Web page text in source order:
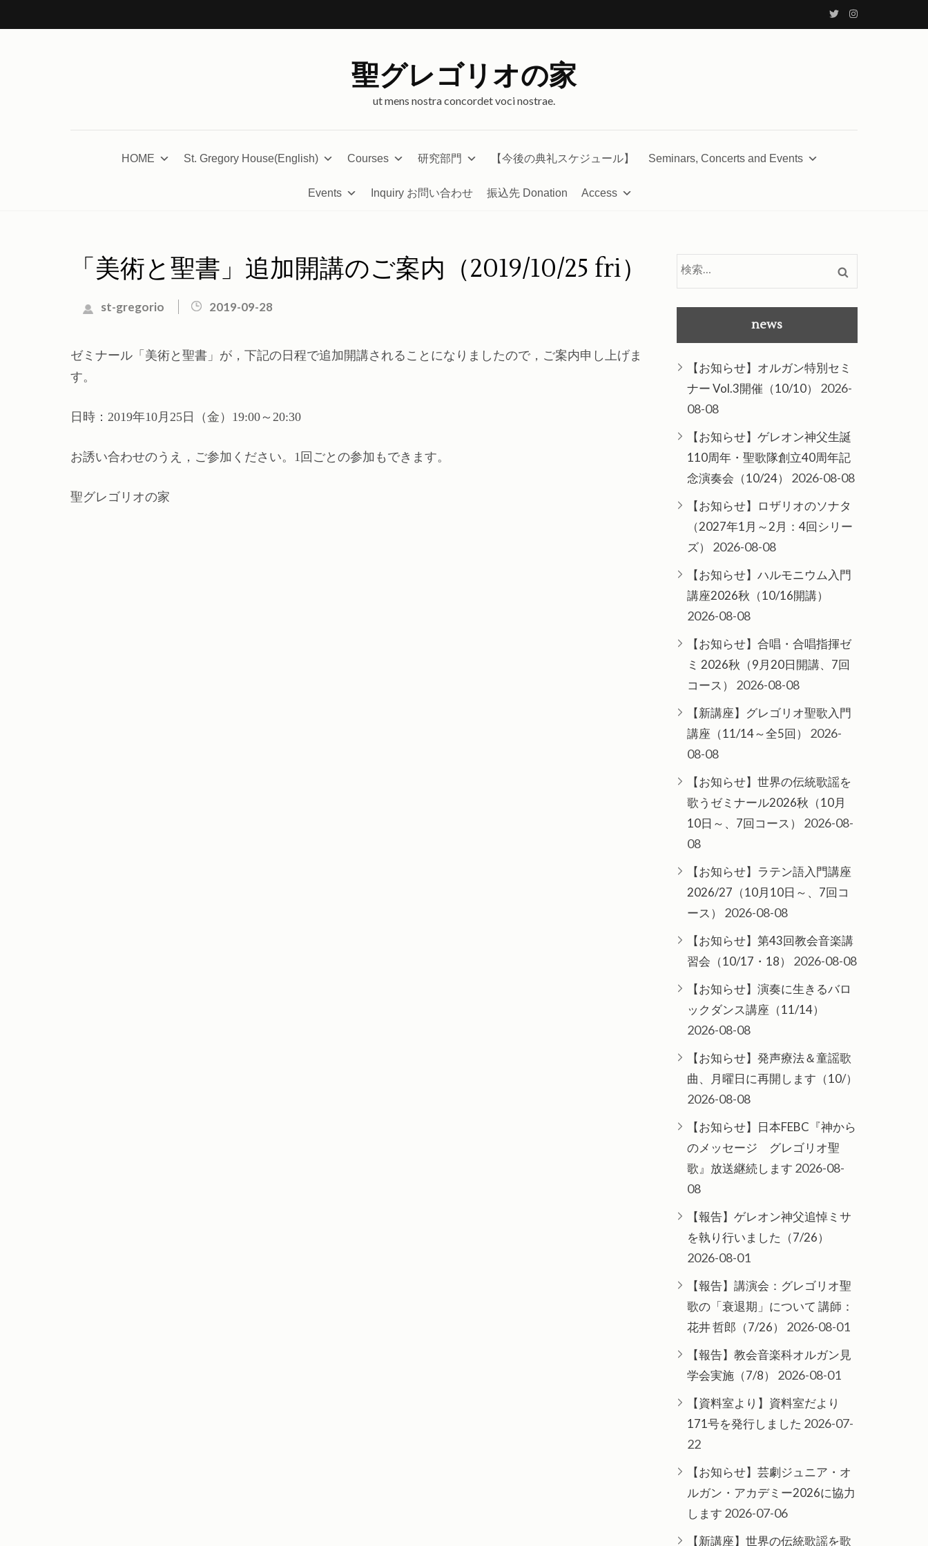
ン
聖グレゴリオの家
ut mens nostra concordet voci nostrae.
HOME St. Gregory House(English) Courses 研究部門 【今後の典礼スケジュール】 Seminars, Concerts and Events
Events Inquiry お問い合わせ 振込先 Donation Access
「美術と聖書」追加開講のご案内（2019/10/25 fri）
st-gregorio 2019-09-28
ゼミナール「美術と聖書」が，下記の日程で追加開講されることになりましたので，ご案内申し上げま
す。
日時：2019年10月25日（金）19:00～20:30
お誘い合わせのうえ，ご参加ください。1回ごとの参加もできます。
聖グレゴリオの家
検
索:
news
【お知らせ】オルガン特別セミ
ナー Vol.3開催（10/10）
2026-
08-08
【お知らせ】ゲレオン神父生誕
110周年・聖歌隊創立40周年記
念演奏会（10/24）
2026-08-08
【お知らせ】ロザリオのソナタ
（2027年1月～2月：4回シリー
ズ）
2026-08-08
【お知らせ】ハルモニウム入門
講座2026秋（10/16開講）
2026-08-08
【お知らせ】合唱・合唱指揮ゼ
ミ 2026秋（9月20日開講、7回
コース）
2026-08-08
【新講座】グレゴリオ聖歌入門
講座（11/14～全5回）
2026-
08-08
【お知らせ】世界の伝統歌謡を
歌うゼミナール2026秋（10月
10日～、7回コース）
2026-08-
08
【お知らせ】ラテン語入門講座
2026/27（10月10日～、7回コ
ース）
2026-08-08
【お知らせ】第43回教会音楽講
習会（10/17・18）
2026-08-08
【お知らせ】演奏に生きるバロ
ックダンス講座（11/14）
2026-08-08
【お知らせ】発声療法＆童謡歌
曲、月曜日に再開します（10/）
2026-08-08
【お知らせ】日本FEBC『神から
のメッセージ グレゴリオ聖
歌』放送継続します 2026-08-
08
【報告】ゲレオン神父追悼ミサ
を執り行いました（7/26）
2026-08-01
【報告】講演会：グレゴリオ聖
歌の「衰退期」について 講師：
花井 哲郎（7/26）
2026-08-01
【報告】教会音楽科オルガン見
学会実施（7/8）
2026-08-01
【資料室より】資料室だより
171号を発行しました 2026-07-
22
【お知らせ】芸劇ジュニア・オ
ルガン・アカデミー2026に協力
します 2026-07-06
【新講座】世界の伝統歌謡を歌